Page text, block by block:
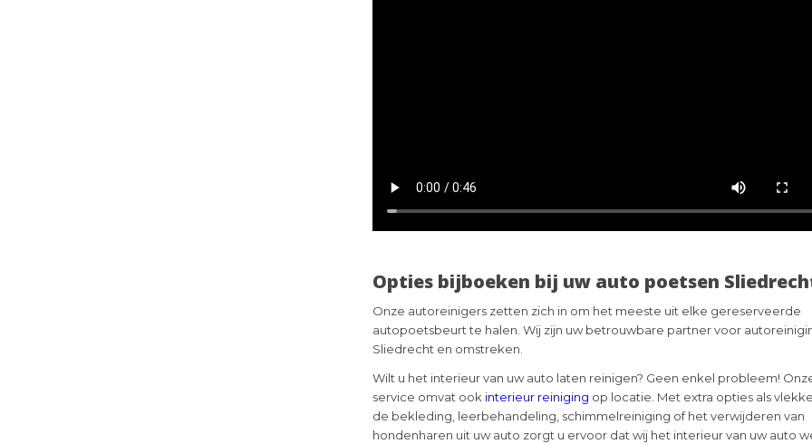
Opties bijboeken bij uw auto poetsen
Onze autoreinigers zetten zich in om het meeste uit elke gereserveerde
autopoetsbeurt te halen. Wij zijn uw betrouwbare partner voor
Sliedrecht en omstreken.
Wilt u het interieur van uw auto laten reinigen? Geen enkel probleem!
service omvat ook interieur reiniging op locatie. Met extra opties als
de bekleding, leerbehandeling, schimmelreiniging of het verwijderen van
hondenharen uit uw auto zorgt u ervoor dat wij het interieur van uw auto